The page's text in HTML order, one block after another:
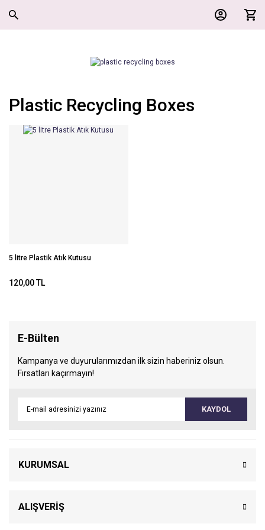
Plastic Recycling Boxes
5 litre Plastik Atık Kutusu
120,00 TL
E-Bülten
Kampanya ve duyurularımızdan ilk sizin haberiniz olsun.
Fırsatları kaçırmayın!
KAYDOL
KURUMSAL
ALIŞVERİŞ